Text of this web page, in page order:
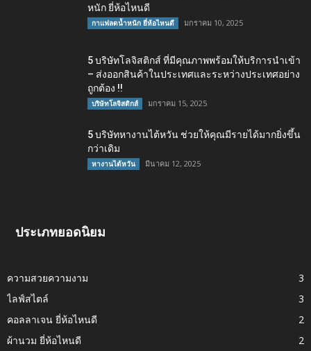
หนัก ยี่ห้อไหนดี
กาแฟลดน้ำหนัก ยี่ห้อไหนดี มกราคม 10, 2025
5 บริษัทโลจิสติกส์ ที่มีคุณภาพพร้อมให้บริการนำเข้า
– ส่งออกสินค้าในประเทศและระหว่างประเทศอย่าง
ถูกต้อง !!
บริษัทโลจิสติกส์ มกราคม 15, 2025
5 บริษัทหางานไต้หวัน ช่วยให้คุณมีรายได้มากยิ่งขึ้น
กว่าเดิม
หางานไต้หวัน มีนาคม 12, 2025
ประเภทยอดนิยม
ความสวยความงาม
3
ไลฟ์สไตล์
3
คอลลาเจน ยี่ห้อไหนดี
2
ผ้านวม ยี่ห้อไหนดี
2